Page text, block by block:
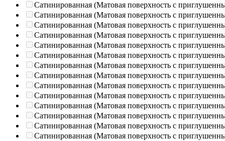
Сатинированная (Матовая поверхность с
Сатинированная (Матовая поверхность с
Сатинированная (Матовая поверхность с
Сатинированная (Матовая поверхность с
Сатинированная (Матовая поверхность с
Сатинированная (Матовая поверхность с
Сатинированная (Матовая поверхность с
Сатинированная (Матовая поверхность с
Сатинированная (Матовая поверхность с
Сатинированная (Матовая поверхность с
Сатинированная (Матовая поверхность с
Сатинированная (Матовая поверхность с
Сатинированная (Матовая поверхность с
Сатинированная (Матовая поверхность с